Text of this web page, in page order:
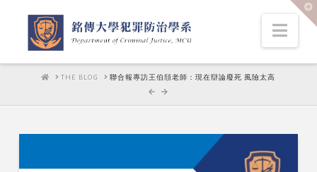
HOME
THE BLOG 聯合報專訪王伯頎老師：現在辯論廢死 風險太高